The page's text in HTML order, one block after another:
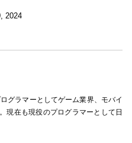
2024
グラマーとしてゲーム業界、モバイ
現在も現役のプログラマーとして日